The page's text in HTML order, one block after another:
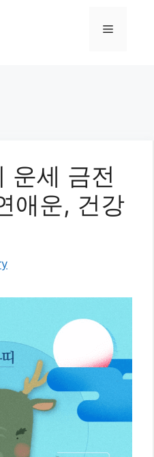
메
운세 금전
애운, 건강